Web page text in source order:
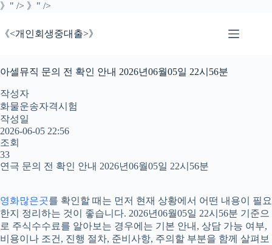
》" /> 》" />
《<개인회생중대출>》
아셀뮤직 문의 전 확인 안내 2026년06월05일 22시56분
작성자
화물운송자격시험
작성일
2026-06-05 22:56
조회
33
연극 문의 전 확인 안내 2026년06월05일 22시56분
영화많은곳를 확인할 때는 먼저 현재 상황에서 어떤 내용이 필요
한지 정리하는 것이 좋습니다. 2026년06월05일 22시56분 기준으
로 주식수수료를 알아보는 경우에는 기본 안내, 상담 가능 여부,
비용이나 조건, 진행 절차, 준비사항, 주의할 부분을 함께 살펴보